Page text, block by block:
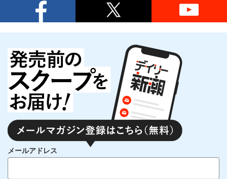
メールアドレス